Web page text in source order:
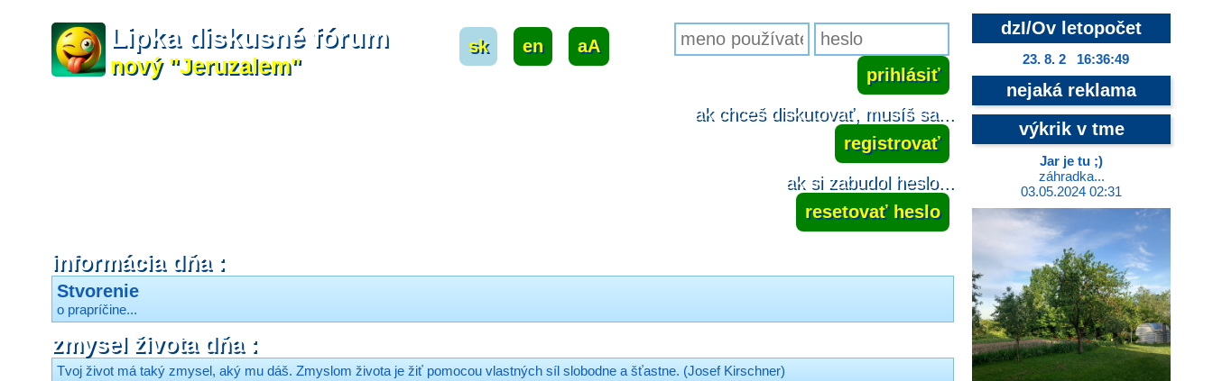
Lipka diskusné fórum
nový "Jeruzalem"
sk en aA
ak chceš diskutovať, musíš sa...
registrovať
ak si zabudol heslo...
resetovať heslo
informácia dňa :
Stvorenie
o prapríčine...
zmysel života dňa :
Tvoj život má taký zmysel, aký mu dáš. Zmyslom života je žiť pomocou vlastných síl slobodne a šťastne. (Josef Kirschner)
dzI/Ov letopočet
23. 8. 2 16:36:49
nejaká reklama
výkrik v tme
Jar je tu ;)
záhradka...
03.05.2024 02:31